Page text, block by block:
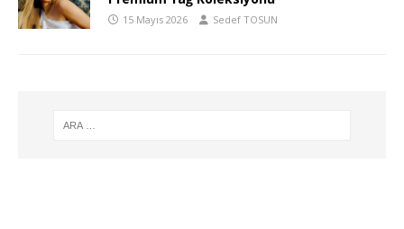
15 Mayıs 2026 Sedef TOSUN